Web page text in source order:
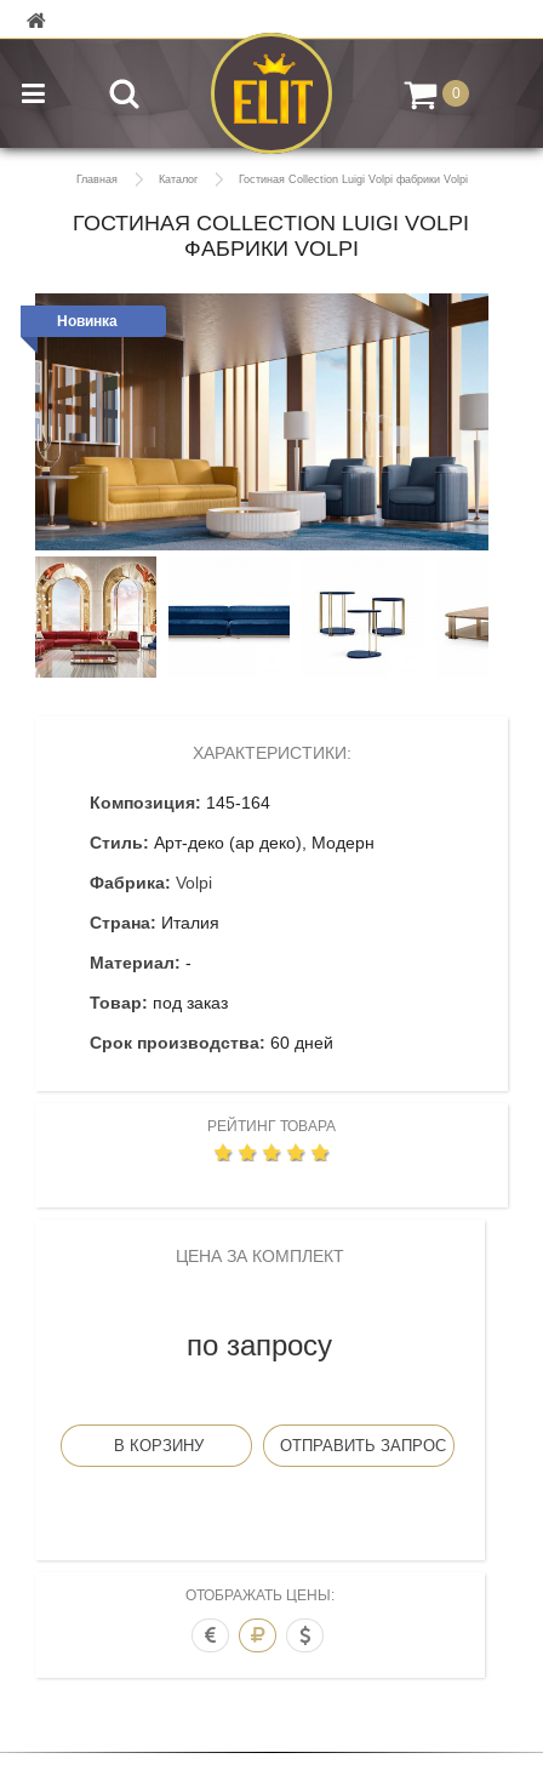
0
Главная Каталог Гостиная Collection Luigi Volpi фабрики Volpi
ГОСТИНАЯ COLLECTION LUIGI VOLPI
ФАБРИКИ VOLPI
Новинка
ХАРАКТЕРИСТИКИ:
Композиция: 145-164
Стиль: Арт-деко (ар деко), Модерн
Фабрика: Volpi
Страна: Италия
Материал: -
Товар: под заказ
Срок производства: 60 дней
РЕЙТИНГ ТОВАРА
ЦЕНА ЗА КОМПЛЕКТ
по запросу
В КОРЗИНУ ОТПРАВИТЬ ЗАПРОС
ОТОБРАЖАТЬ ЦЕНЫ: